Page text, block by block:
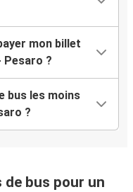
mon billet
Pesaro ?
bus les moins
?
bus pour un